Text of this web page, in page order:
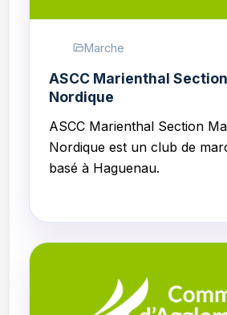
Marche
ASCC Marienthal
Nordique
ASCC Marienthal Section
Nordique est un club de
basé à Haguenau.